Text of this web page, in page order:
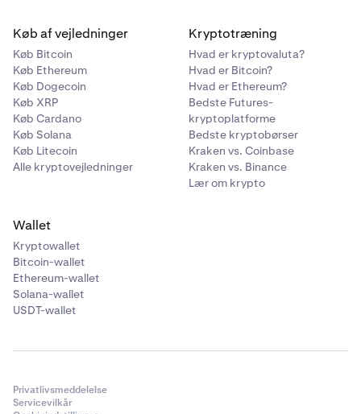
Køb af vejledninger
Køb Bitcoin
Køb Ethereum
Køb Dogecoin
Køb XRP
Køb Cardano
Køb Solana
Køb Litecoin
Alle kryptovejledninger
Kryptotræning
Hvad er kryptovaluta?
Hvad er Bitcoin?
Hvad er Ethereum?
Bedste Futures-
kryptoplatforme
Bedste kryptobørser
Kraken vs. Coinbase
Kraken vs. Binance
Lær om krypto
Wallet
Kryptowallet
Bitcoin-wallet
Ethereum-wallet
Solana-wallet
USDT-wallet
Privatlivsmeddelelse
Servicevilkår